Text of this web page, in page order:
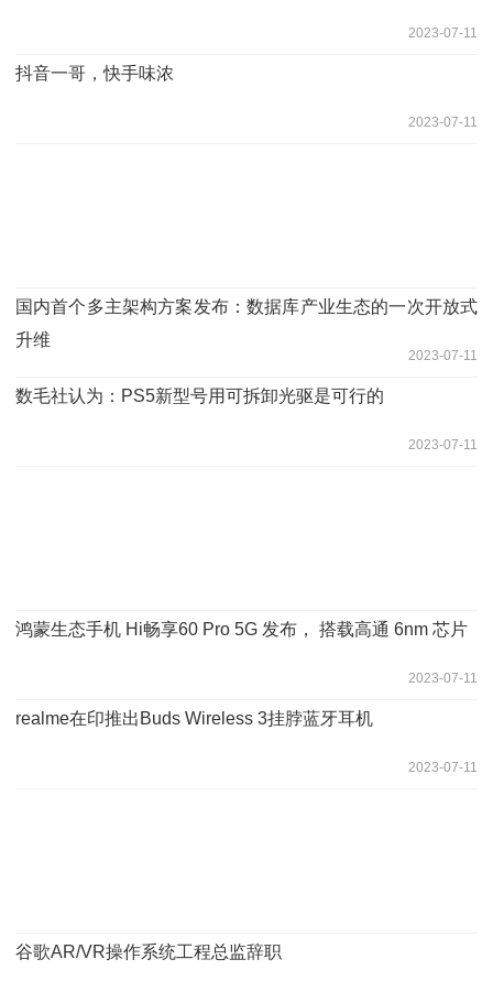
2023-07-11
抖音一哥，快手味浓
2023-07-11
国内首个多主架构方案发布：数据库产业生态的一次开放式
升维
2023-07-11
数毛社认为：PS5新型号用可拆卸光驱是可行的
2023-07-11
鸿蒙生态手机 Hi畅享60 Pro 5G 发布， 搭载高通 6nm 芯片
2023-07-11
realme在印推出Buds Wireless 3挂脖蓝牙耳机
2023-07-11
谷歌AR/VR操作系统工程总监辞职